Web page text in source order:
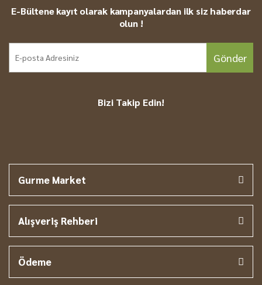
ürünler ödeme alındıktan sonra kargoya verilir.
GÖNDERİM ŞEHRİ:Tüm ürünlerimiz Gaziantep'ten
gönderilmektedir.
E-Bültene kayıt olarak kampanyalardan ilk siz haberdar
olun !
Gönder
Bizi Takip Edin!
Gurme Market
Alışveriş Rehberi
Ödeme